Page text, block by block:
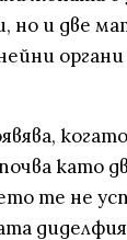
но и две
като
те не
диделфия